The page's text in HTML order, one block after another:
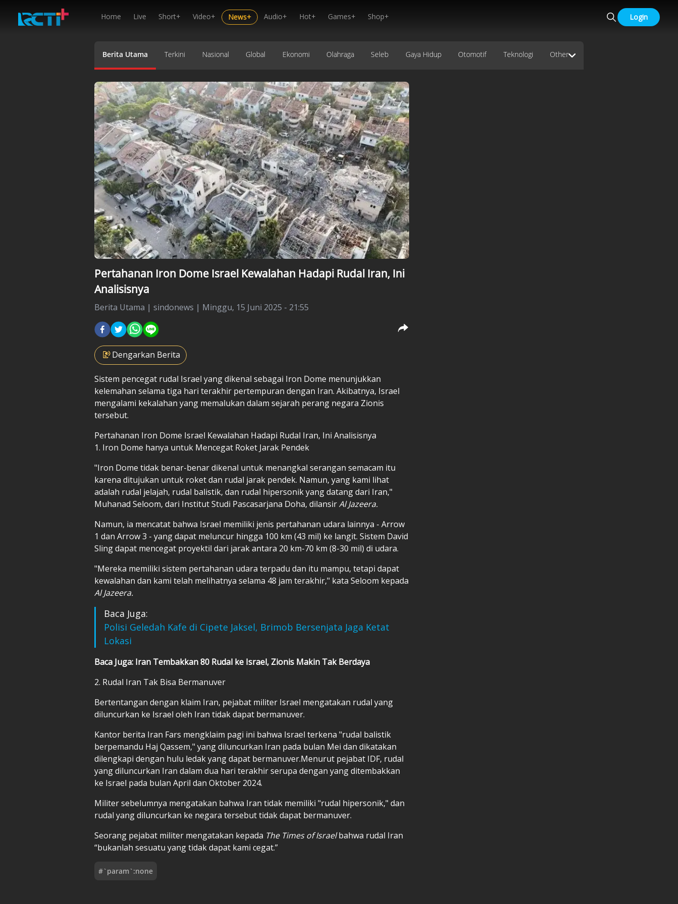
Home Live Short+ Video+ News+ Audio+ Hot+ Games+ Shop+ Login
Berita Utama Terkini Nasional Global Ekonomi Olahraga Seleb Gaya Hidup Otomotif Teknologi Other
Pertahanan Iron Dome Israel Kewalahan Hadapi Rudal Iran, Ini
Analisisnya
Berita Utama | sindonews | Minggu, 15 Juni 2025 - 21:55
Dengarkan Berita
Sistem pencegat rudal Israel yang dikenal sebagai Iron Dome menunjukkan
kelemahan selama tiga hari terakhir pertempuran dengan Iran. Akibatnya, Israel
mengalami kekalahan yang memalukan dalam sejarah perang negara Zionis
tersebut.
Pertahanan Iron Dome Israel Kewalahan Hadapi Rudal Iran, Ini Analisisnya
1. Iron Dome hanya untuk Mencegat Roket Jarak Pendek
"Iron Dome tidak benar-benar dikenal untuk menangkal serangan semacam itu
karena ditujukan untuk roket dan rudal jarak pendek. Namun, yang kami lihat
adalah rudal jelajah, rudal balistik, dan rudal hipersonik yang datang dari Iran,"
Muhanad Seloom, dari Institut Studi Pascasarjana Doha, dilansirAl Jazeera.
Namun, ia mencatat bahwa Israel memiliki jenis pertahanan udara lainnya - Arrow
1 dan Arrow 3 - yang dapat meluncur hingga 100 km (43 mil) ke langit. Sistem David
Sling dapat mencegat proyektil dari jarak antara 20 km-70 km (8-30 mil) di udara.
"Mereka memiliki sistem pertahanan udara terpadu dan itu mampu, tetapi dapat
kewalahan dan kami telah melihatnya selama 48 jam terakhir," kata Seloom kepada
Al Jazeera.
Baca Juga:
Polisi Geledah Kafe di Cipete Jaksel, Brimob Bersenjata Jaga Ketat
Lokasi
Baca Juga: Iran Tembakkan 80 Rudal ke Israel, Zionis Makin Tak Berdaya
2. Rudal Iran Tak Bisa Bermanuver
Bertentangan dengan klaim Iran, pejabat militer Israel mengatakan rudal yang
diluncurkan ke Israel oleh Iran tidak dapat bermanuver.
Kantor berita Iran Fars mengklaim pagi ini bahwa Israel terkena "rudal balistik
berpemandu Haj Qassem," yang diluncurkan Iran pada bulan Mei dan dikatakan
dilengkapi dengan hulu ledak yang dapat bermanuver.Menurut pejabat IDF, rudal
yang diluncurkan Iran dalam dua hari terakhir serupa dengan yang ditembakkan
ke Israel pada bulan April dan Oktober 2024.
Militer sebelumnya mengatakan bahwa Iran tidak memiliki "rudal hipersonik," dan
rudal yang diluncurkan ke negara tersebut tidak dapat bermanuver.
Seorang pejabat militer mengatakan kepada The Times of Israelbahwa rudal Iran
“bukanlah sesuatu yang tidak dapat kami cegat.”
#`param`:none